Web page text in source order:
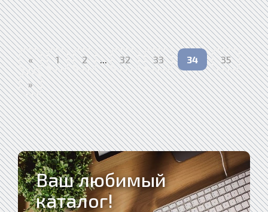
« 1 2 ... 32 33 34 35
»
Ваш любимый
каталог!